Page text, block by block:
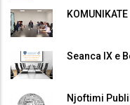
KOMUNIKATË
Seanca IX e
Njoftimi